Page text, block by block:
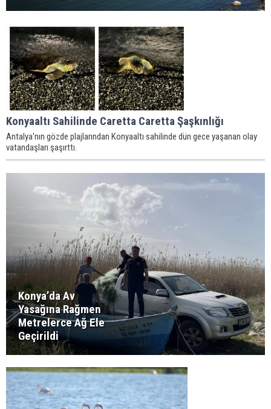
Konyaaltı Sahilinde Caretta Caretta Şaşkınlığı
Antalya'nın gözde plajlarından Konyaaltı sahilinde dün gece yaşanan olay
vatandaşları şaşırttı.
Konya’da Av
Yasağına Rağmen
Metrelerce Ağ Ele
Geçirildi